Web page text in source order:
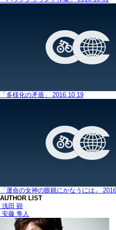
「多様化の矛盾」 2016.10.19
「運命の女神の眼鏡にかなうには」
AUTHOR LIST
浅田 顕
安藤 隼人